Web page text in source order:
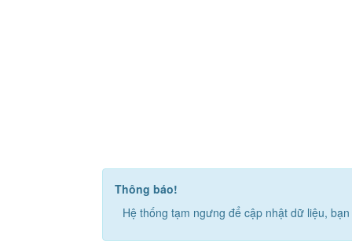
Thông báo!
Hệ thống tạm ngưng để cập nhật dữ liệu,